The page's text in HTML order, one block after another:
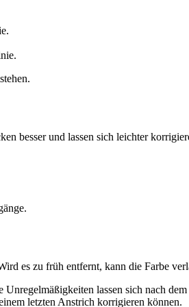
besser und lassen sich leichter
es zu früh entfernt, kann die Farbe
lassen sich nach
letzten Anstrich korrigieren können.